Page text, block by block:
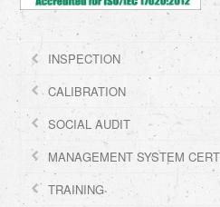
INSPECTION
CALIBRATION
SOCIAL AUDIT
MANAGEMENT SYSTEM
TRAINING